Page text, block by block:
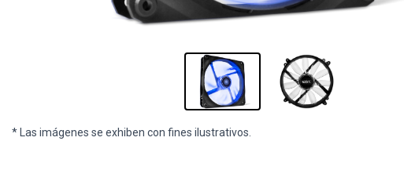
* Las imágenes se exhiben con fines ilustrativos.